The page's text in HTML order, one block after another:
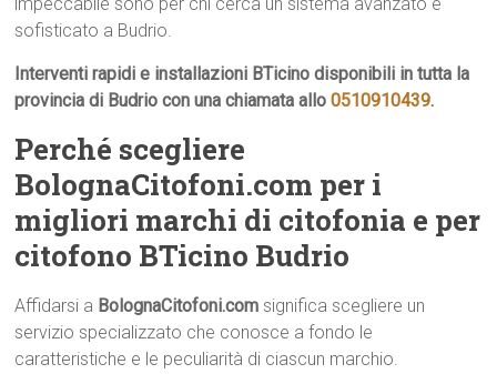
sofisticato a Budrio.
Interventi rapidi e installazioni BTicino disponibili in tutta la
provincia di Budrio con una chiamata allo0510910439.
Perché scegliere
BolognaCitofoni.com per i
migliori marchi di citofonia e per
citofono BTicino Budrio
Affidarsi a BolognaCitofoni.com significa scegliere un
servizio specializzato che conosce a fondo le
caratteristiche e le peculiarità di ciascun marchio.